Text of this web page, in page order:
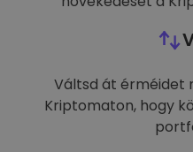
Váltsd át érméidet
Kriptomaton, hogy